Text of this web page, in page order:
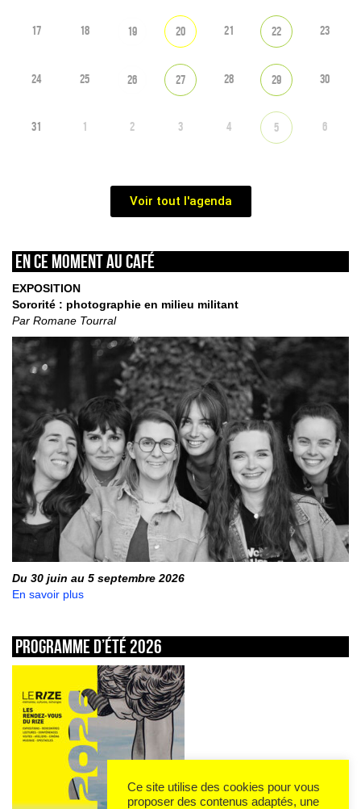
17 18 19 20 21 22 23
24 25 26 27 28 29 30
31 1 2 3 4 5 6
Voir tout l'agenda
En ce moment au café
EXPOSITION
Sororité : photographie en milieu militant
Par Romane Tourral
Du 30 juin au 5 septembre 2026
En savoir plus
Programme d’été 2026
Ce site utilise des cookies pour vous
proposer des contenus adaptés, une